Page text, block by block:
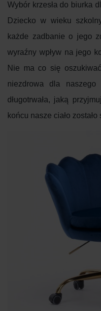
Wybór krzesła do biurka
Dziecko w wieku
każde zadbanie o jego
wyraźny wpływ na jego
Nie ma co się
niezdrowa dla
długotrwała, jaką
końcu nasze ciało